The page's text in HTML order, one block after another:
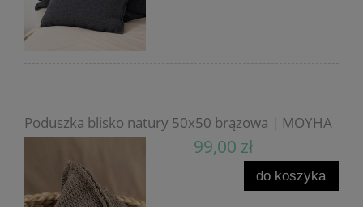
Poduszka blisko natury 50x50 brązowa | MOYHA
99,00 zł
do koszyka